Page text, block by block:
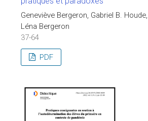
Geneviève Bergeron, Gabriel B.
Léna Bergeron
37-64
PDF